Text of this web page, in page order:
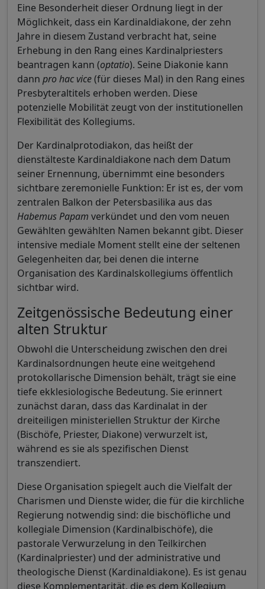
Eine Besonderheit dieser Ordnung liegt in der
Möglichkeit, dass ein Kardinaldiakone, der zehn
Jahre in diesem Zustand verbracht hat, seine
Erhebung in den Rang eines Kardinalpriesters
beantragen kann (optatio). Seine Diakonie kann
dann pro hac vice(für dieses Mal) in den Rang eines
Presbyteraltitels erhoben werden. Diese
potenzielle Mobilität zeugt von der institutionellen
Flexibilität des Kollegiums.
Der Kardinalprotodiakon, das heißt der
dienstälteste Kardinaldiakone nach dem Datum
seiner Ernennung, übernimmt eine besonders
sichtbare zeremonielle Funktion: Er ist es, der vom
zentralen Balkon der Petersbasilika aus das
Habemus Papam verkündet und den vom neuen
Gewählten gewählten Namen bekannt gibt. Dieser
intensive mediale Moment stellt eine der seltenen
Gelegenheiten dar, bei denen die interne
Organisation des Kardinalskollegiums öffentlich
sichtbar wird.
Zeitgenössische Bedeutung einer
alten Struktur
Obwohl die Unterscheidung zwischen den drei
Kardinalsordnungen heute eine weitgehend
protokollarische Dimension behält, trägt sie eine
tiefe ekklesiologische Bedeutung. Sie erinnert
zunächst daran, dass das Kardinalat in der
dreiteiligen ministeriellen Struktur der Kirche
(Bischöfe, Priester, Diakone) verwurzelt ist,
während es sie als spezifischen Dienst
transzendiert.
Diese Organisation spiegelt auch die Vielfalt der
Charismen und Dienste wider, die für die kirchliche
Regierung notwendig sind: die bischöfliche und
kollegiale Dimension (Kardinalbischöfe), die
pastorale Verwurzelung in den Teilkirchen
(Kardinalpriester) und der administrative und
theologische Dienst (Kardinaldiakone). Es ist genau
diese Komplementarität, die es dem Kollegium